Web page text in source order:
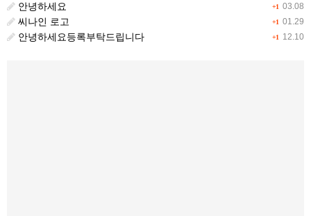
+1 03.08
안녕하세요
+1 01.29
씨나인 로고
+1 12.10
안녕하세요등록부탁드립니다